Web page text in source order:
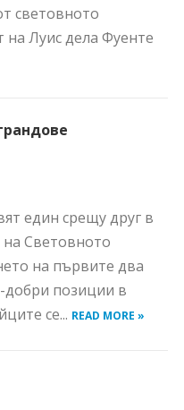
световното
Луис дела Фуенте
един срещу друг в
Световното
на първите два
добри позиции в
се... READ MORE »